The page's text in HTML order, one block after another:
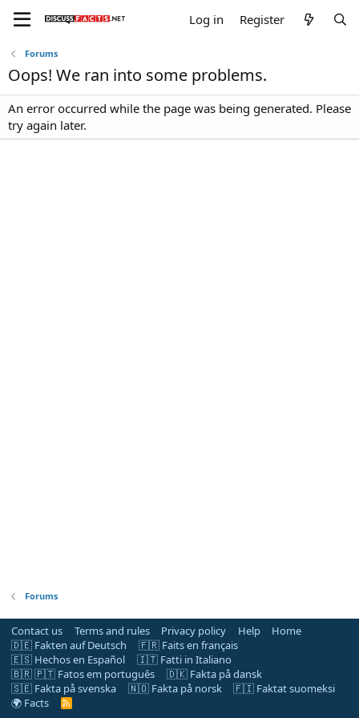
Log in Register
Forums
Oops! We ran into some problems.
An error occurred while the page was being generated. Please
try again later.
Forums
Contact us Terms and rules Privacy policy Help
Home
🇩🇪 Fakten auf Deutsch
🇫🇷 Faits en français
🇪🇸 Hechos en Español
🇮🇹 Fatti in Italiano
🇧🇷 🇵🇹 Fatos em português
🇩🇰 Fakta på dansk
🇸🇪 Fakta på svenska
🇳🇴 Fakta på norsk
🇫🇮 Faktat suomeksi
🌍 Facts
R